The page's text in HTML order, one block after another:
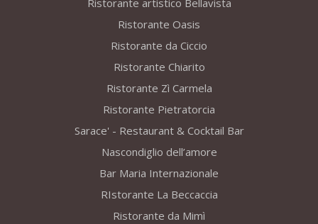
Ristorante artistico Bellavista
Ristorante Oasis
Ristorante da Ciccio
Ristorante Chiarito
Ristorante Zì Carmela
Ristorante Pietratorcia
Sarace' - Restaurant & Cocktail Bar
Nascondiglio dell’amore
Bar Maria Internazionale
RIstorante La Beccaccia
Ristorante da Mimì